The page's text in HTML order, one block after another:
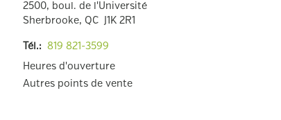
2500, boul. de l'Université
Sherbrooke, QC
J1K 2R1
Tél.: 819 821 -3599
Heures d'ouverture
Autres points de vente